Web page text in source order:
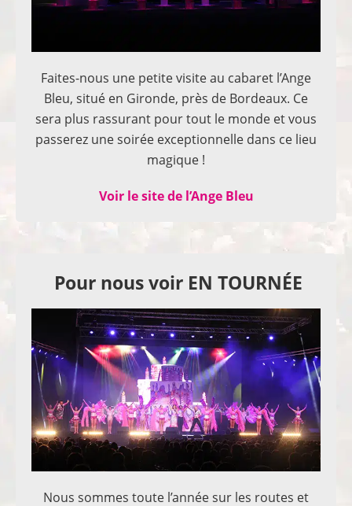
Faites-nous une petite visite au cabaret l’Ange
Bleu, situé en Gironde, près de Bordeaux. Ce
sera plus rassurant pour tout le monde et vous
passerez une soirée exceptionnelle dans ce lieu
magique !
Voir le site de l’Ange Bleu
Pour nous voir EN TOURNÉE
Nous sommes toute l’année sur les routes et